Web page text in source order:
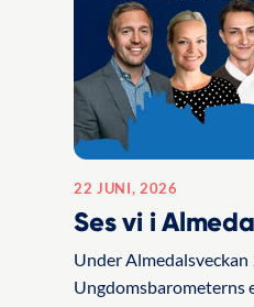
22 JUNI, 2026
Ses vi i
Under
Ungdomsbarometerns